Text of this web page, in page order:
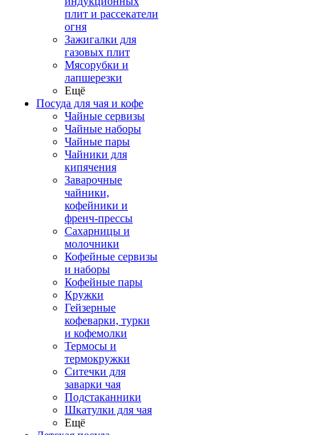
плит и рассекатели
огня
Зажигалки для
газовых плит
Мясорубки и
лапшерезки
Ещё
Посуда для чая и кофе
Чайные сервизы
Чайные наборы
Чайные пары
Чайники для
кипячения
Заварочные
чайники,
кофейники и
френч-прессы
Сахарницы и
молочники
Кофейные сервизы
и наборы
Кофейные пары
Кружки
Гейзерные
кофеварки, турки
и кофемолки
Термосы и
термокружки
Ситечки для
заварки чая
Подстаканники
Шкатулки для чая
Ещё